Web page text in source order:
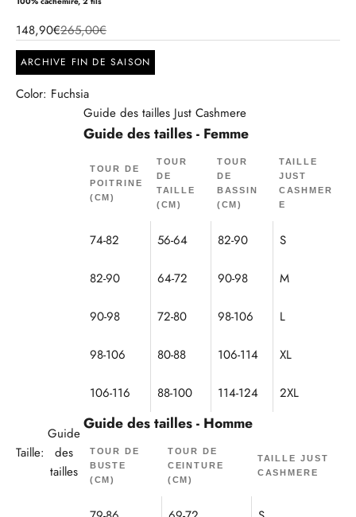
148,90€265,00€
ARCHIVE FIN DE SAISON
Color: Fuchsia
Taille:
Guide
des
tailles
Guide des tailles Just Cashmere
Guide des tailles - Femme
TOUR DE
POITRINE
(CM)
TOUR
DE
TAILLE
(CM)
TOUR
DE
BASSIN
(CM)
TAILLE
JUST
CASHMER
E
74-82 56-64 82-90 S
82-90 64-72 90-98 M
90-98 72-80 98-106 L
98-106 80-88 106-114 XL
106-116 88-100 114-124 2XL
Guide des tailles - Homme
TOUR DE
BUSTE
(CM)
TOUR DE
CEINTURE
(CM)
TAILLE JUST
CASHMERE